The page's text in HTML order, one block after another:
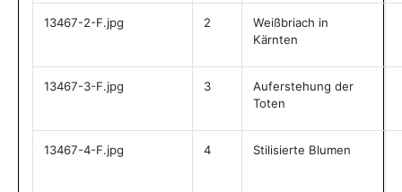
13467-2-F.jpg 2
Weißbriach in
Kärnten
13467-3-F.jpg 3
Auferstehung der
Toten
13467-4-F.jpg 4 Stilisierte Blumen